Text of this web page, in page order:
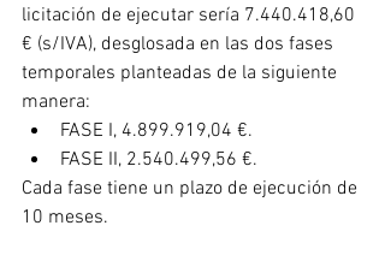
licitación de ejecutar sería 7.440.418,60
€ (s/IVA), desglosada en las dos fases
temporales planteadas de la siguiente
manera:
FASE I, 4.899.919,04 €.
FASE II, 2.540.499,56 €.
Cada fase tiene un plazo de ejecución de
10 meses.